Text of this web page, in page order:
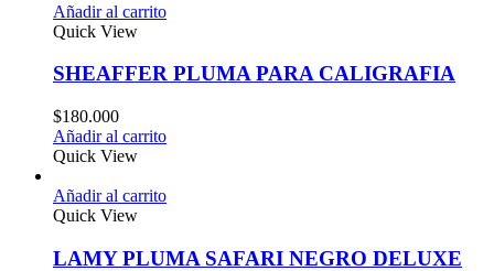
Añadir al carrito
Quick View
SHEAFFER PLUMA PARA CALIGRAFIA
$180.000
Añadir al carrito
Quick View
Añadir al carrito
Quick View
LAMY PLUMA SAFARI NEGRO DELUXE